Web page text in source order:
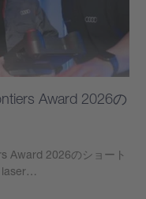
Award 2026の
Award 2026のショート
laser…